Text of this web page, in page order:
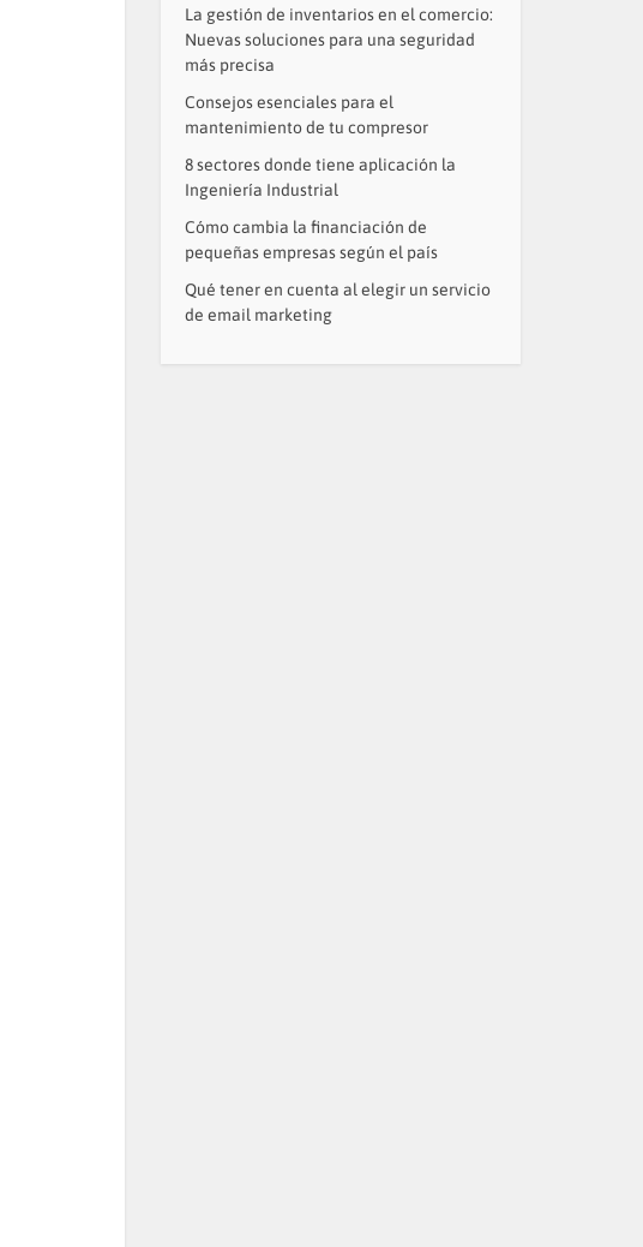
La gestión de inventarios en el comercio:
Nuevas soluciones para una seguridad
más precisa
Consejos esenciales para el
mantenimiento de tu compresor
8 sectores donde tiene aplicación la
Ingeniería Industrial
Cómo cambia la financiación de
pequeñas empresas según el país
Qué tener en cuenta al elegir un servicio
de email marketing